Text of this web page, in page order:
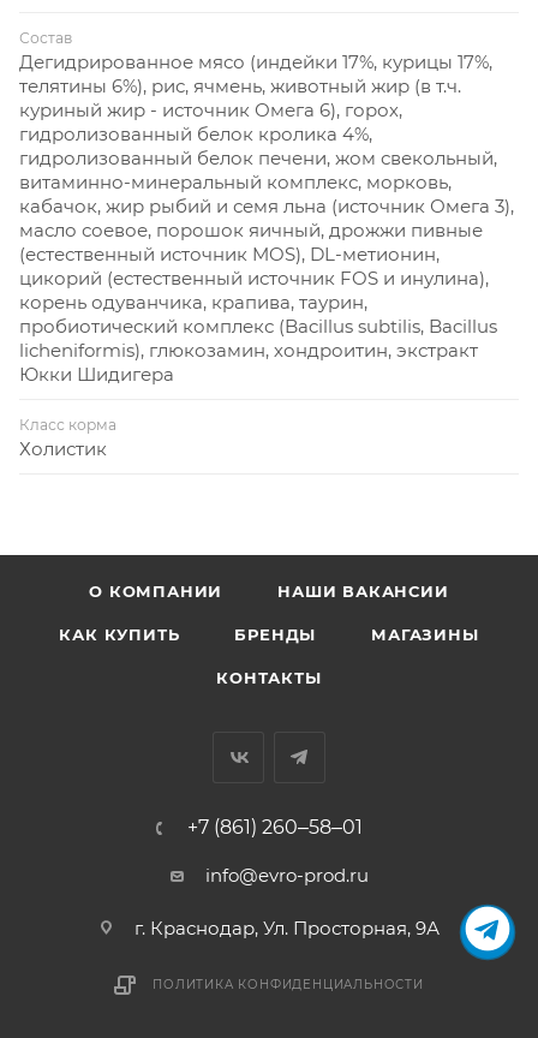
Состав
Дегидрированное мясо (индейки 17%, курицы 17%,
телятины 6%), рис, ячмень, животный жир (в т.ч.
куриный жир - источник Омега 6), горох,
гидролизованный белок кролика 4%,
гидролизованный белок печени, жом свекольный,
витаминно-минеральный комплекс, морковь,
кабачок, жир рыбий и семя льна (источник Омега 3),
масло соевое, порошок яичный, дрожжи пивные
(естественный источник MOS), DL-метионин,
цикорий (естественный источник FOS и инулина),
корень одуванчика, крапива, таурин,
пробиотический комплекс (Bacillus subtilis, Bacillus
licheniformis), глюкозамин, хондроитин, экстракт
Юкки Шидигера
Класс корма
Холистик
О КОМПАНИИ НАШИ ВАКАНСИИ
КАК КУПИТЬ БРЕНДЫ МАГАЗИНЫ
КОНТАКТЫ
+7 (861) 260‒58‒01
info@evro-prod.ru
г. Краснодар, ​Ул. Просторная, 9А
ПОЛИТИКА КОНФИДЕНЦИАЛЬНОСТИ